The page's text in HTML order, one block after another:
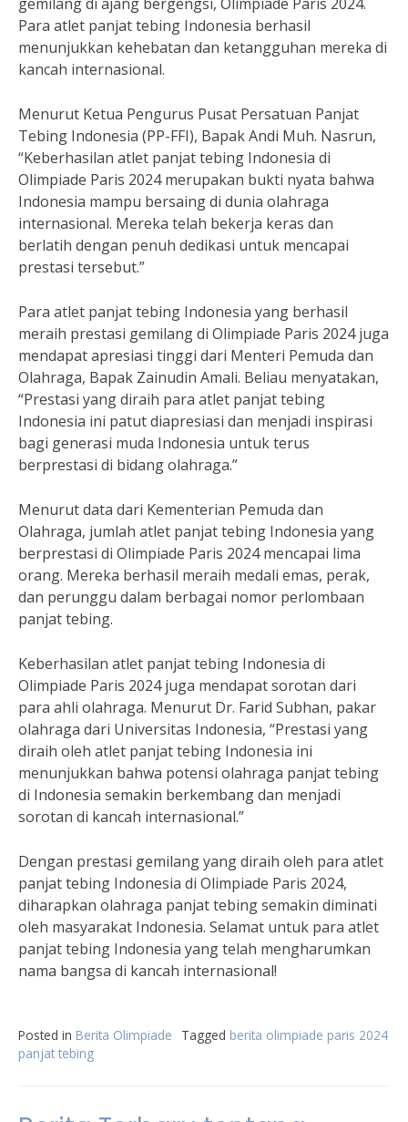
Para atlet panjat tebing Indonesia berhasil
menunjukkan kehebatan dan ketangguhan mereka di
kancah internasional.
Menurut Ketua Pengurus Pusat Persatuan Panjat
Tebing Indonesia (PP-FFI), Bapak Andi Muh. Nasrun,
“Keberhasilan atlet panjat tebing Indonesia di
Olimpiade Paris 2024 merupakan bukti nyata bahwa
Indonesia mampu bersaing di dunia olahraga
internasional. Mereka telah bekerja keras dan
berlatih dengan penuh dedikasi untuk mencapai
prestasi tersebut.”
Para atlet panjat tebing Indonesia yang berhasil
meraih prestasi gemilang di Olimpiade Paris 2024 juga
mendapat apresiasi tinggi dari Menteri Pemuda dan
Olahraga, Bapak Zainudin Amali. Beliau menyatakan,
“Prestasi yang diraih para atlet panjat tebing
Indonesia ini patut diapresiasi dan menjadi inspirasi
bagi generasi muda Indonesia untuk terus
berprestasi di bidang olahraga.”
Menurut data dari Kementerian Pemuda dan
Olahraga, jumlah atlet panjat tebing Indonesia yang
berprestasi di Olimpiade Paris 2024 mencapai lima
orang. Mereka berhasil meraih medali emas, perak,
dan perunggu dalam berbagai nomor perlombaan
panjat tebing.
Keberhasilan atlet panjat tebing Indonesia di
Olimpiade Paris 2024 juga mendapat sorotan dari
para ahli olahraga. Menurut Dr. Farid Subhan, pakar
olahraga dari Universitas Indonesia, “Prestasi yang
diraih oleh atlet panjat tebing Indonesia ini
menunjukkan bahwa potensi olahraga panjat tebing
di Indonesia semakin berkembang dan menjadi
sorotan di kancah internasional.”
Dengan prestasi gemilang yang diraih oleh para atlet
panjat tebing Indonesia di Olimpiade Paris 2024,
diharapkan olahraga panjat tebing semakin diminati
oleh masyarakat Indonesia. Selamat untuk para atlet
panjat tebing Indonesia yang telah mengharumkan
nama bangsa di kancah internasional!
Posted in Berita Olimpiade Tagged berita olimpiade paris 2024
panjat tebing